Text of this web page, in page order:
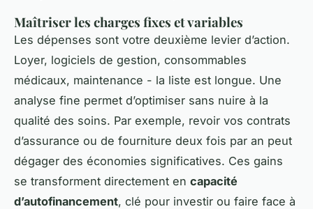
Maîtriser les charges fixes et variables
Les dépenses sont votre deuxième levier d’action.
Loyer, logiciels de gestion, consommables
médicaux, maintenance - la liste est longue. Une
analyse fine permet d’optimiser sans nuire à la
qualité des soins. Par exemple, revoir vos contrats
d’assurance ou de fourniture deux fois par an peut
dégager des économies significatives. Ces gains
se transforment directement en capacité
d’autofinancement, clé pour investir ou faire face à